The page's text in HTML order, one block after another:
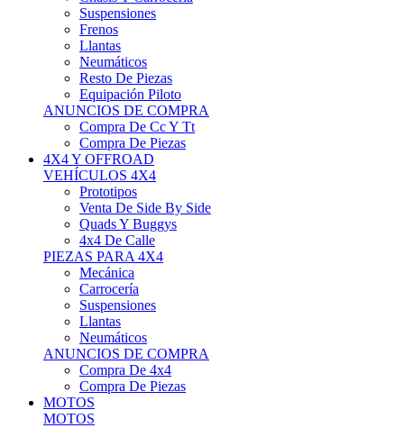
Frenos
Llantas
Neumáticos
Resto De Piezas
Equipación Piloto
ANUNCIOS DE COMPRA
Compra De Cc Y Tt
Compra De Piezas
4X4 Y OFFROAD
VEHÍCULOS 4X4
Prototipos
Venta De Side By Side
Quads Y Buggys
4x4 De Calle
PIEZAS PARA 4X4
Mecánica
Carrocería
Suspensiones
Llantas
Neumáticos
ANUNCIOS DE COMPRA
Compra De 4x4
Compra De Piezas
MOTOS
MOTOS
Motos De Circuito